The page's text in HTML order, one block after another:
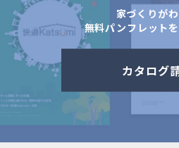
家づくりが
無料パンフレット
カタログ